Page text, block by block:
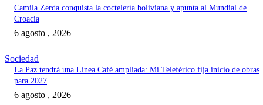
Camila Zerda conquista la coctelería boliviana y apunta al Mundial de
Croacia
6 agosto , 2026
Sociedad
La Paz tendrá una Línea Café ampliada: Mi Teleférico fija inicio de obras
para 2027
6 agosto , 2026